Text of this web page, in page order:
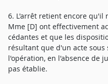
6. L'arrêt retient encore qu'il
Mme [D] ont effectivement
cédantes et que les
résultant que d'un acte
l'opération, en l'absence de
pas établie.